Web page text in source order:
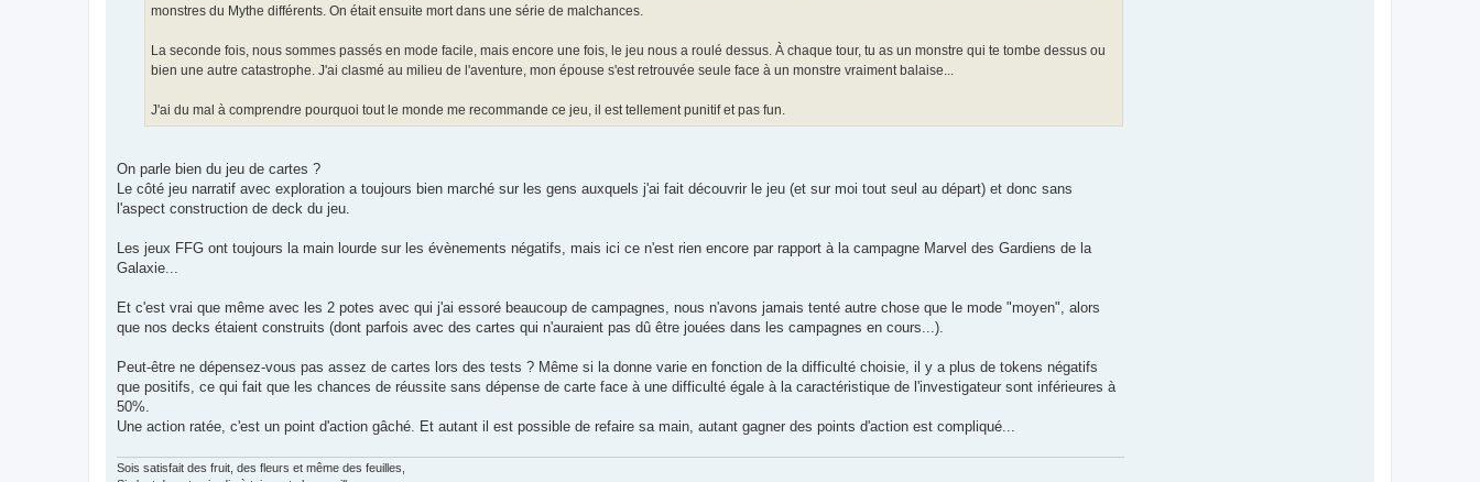
monstres du Mythe différents. On était ensuite mort dans une série de malchances.
La seconde fois, nous sommes passés en mode facile, mais encore une fois, le jeu nous a roulé dessus. À chaque tour, tu as un monstre qui te tombe dessus ou
bien une autre catastrophe. J'ai clasmé au milieu de l'aventure, mon épouse s'est retrouvée seule face à un monstre vraiment balaise...
J'ai du mal à comprendre pourquoi tout le monde me recommande ce jeu, il est tellement punitif et pas fun.
On parle bien du jeu de cartes ?
Le côté jeu narratif avec exploration a toujours bien marché sur les gens auxquels j'ai fait découvrir le jeu (et sur moi tout seul au départ) et donc sans
l'aspect construction de deck du jeu.
Les jeux FFG ont toujours la main lourde sur les évènements négatifs, mais ici ce n'est rien encore par rapport à la campagne Marvel des Gardiens de la
Galaxie...
Et c'est vrai que même avec les 2 potes avec qui j'ai essoré beaucoup de campagnes, nous n'avons jamais tenté autre chose que le mode "moyen", alors
que nos decks étaient construits (dont parfois avec des cartes qui n'auraient pas dû être jouées dans les campagnes en cours...).
Peut-être ne dépensez-vous pas assez de cartes lors des tests ? Même si la donne varie en fonction de la difficulté choisie, il y a plus de tokens négatifs
que positifs, ce qui fait que les chances de réussite sans dépense de carte face à une difficulté égale à la caractéristique de l'investigateur sont inférieures à
50%.
Une action ratée, c'est un point d'action gâché. Et autant il est possible de refaire sa main, autant gagner des points d'action est compliqué...
Sois satisfait des fruit, des fleurs et même des feuilles,